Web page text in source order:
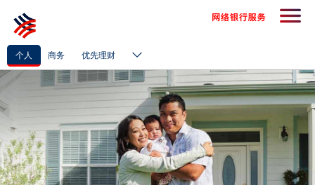
个人 商务 优先理财